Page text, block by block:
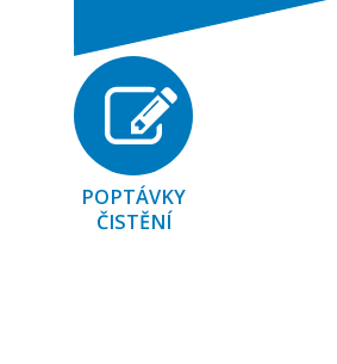
POPTÁVKY
ČISTĚNÍ